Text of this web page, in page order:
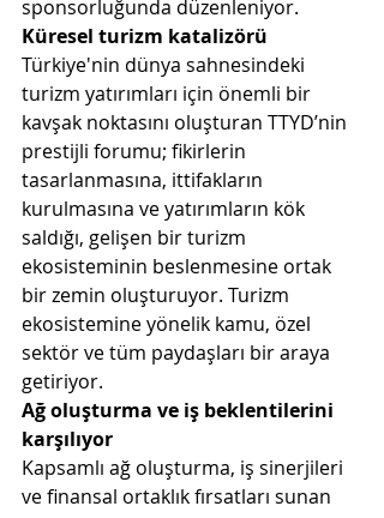
sponsorluğunda düzenleniyor.
Küresel turizm katalizörü
Türkiye'nin dünya sahnesindeki
turizm yatırımları için önemli bir
kavşak noktasını oluşturan TTYD’nin
prestijli forumu; fikirlerin
tasarlanmasına, ittifakların
kurulmasına ve yatırımların kök
saldığı, gelişen bir turizm
ekosisteminin beslenmesine ortak
bir zemin oluşturuyor. Turizm
ekosistemine yönelik kamu, özel
sektör ve tüm paydaşları bir araya
getiriyor.
Ağ oluşturma ve iş beklentilerini
karşılıyor
Kapsamlı ağ oluşturma, iş sinerjileri
ve finansal ortaklık fırsatları sunan